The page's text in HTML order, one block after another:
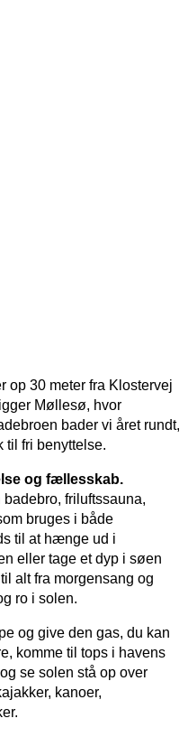
op 30 meter fra Klostervej
Møllesø, hvor
bader vi året rundt,
fri benyttelse.
og fællesskab.
friluftssauna,
bruges i både
til at hænge ud i
eller tage et dyp i søen
alt fra morgensang og
ro i solen.
og give den gas, du kan
komme til tops i havens
se solen stå op over
kanoer,